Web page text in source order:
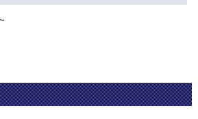
トップに戻る